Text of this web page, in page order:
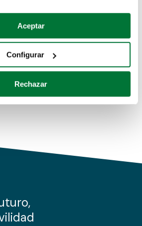
quisiéramos:
sobre su ubicación geográfica
analizándolo activamente
específicas (huellas
sobre cómo se procesan sus
que haga del sitio web con
redes sociales, publicidad y análisis
Aceptar
Configurar
Rechazar
mano